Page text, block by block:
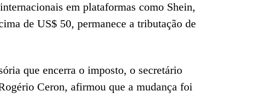
em plataformas como Shein,
de US$ 50, permanece a tributação de
que encerra o imposto, o secretário
Ceron, afirmou que a mudança foi